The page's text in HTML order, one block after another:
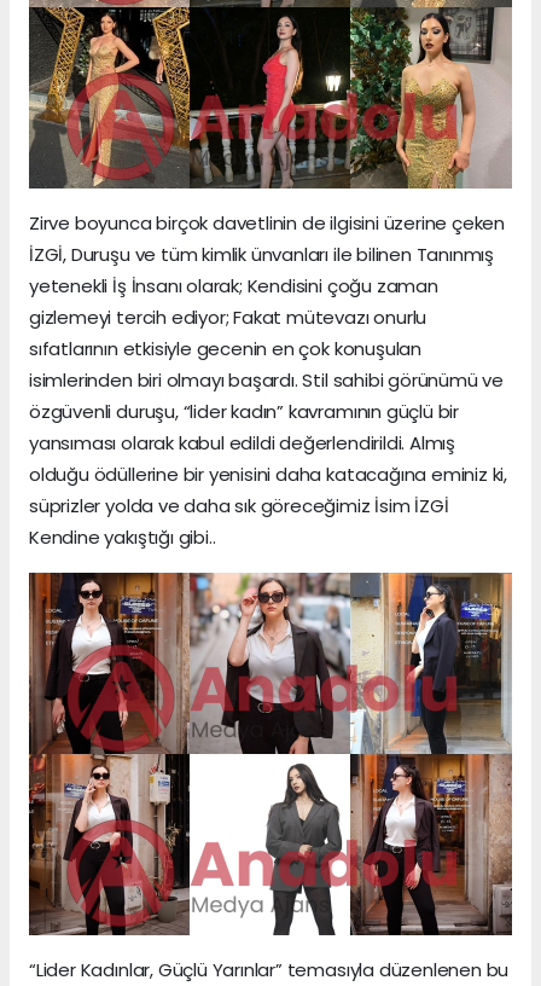
Zirve boyunca birçok davetlinin de ilgisini üzerine çeken
İZGİ, Duruşu ve tüm kimlik ünvanları ile bilinen Tanınmış
yetenekli İş İnsanı olarak; Kendisini çoğu zaman
gizlemeyi tercih ediyor; Fakat mütevazı onurlu
sıfatlarının etkisiyle gecenin en çok konuşulan
isimlerinden biri olmayı başardı. Stil sahibi görünümü ve
özgüvenli duruşu, “lider kadın” kavramının güçlü bir
yansıması olarak kabul edildi değerlendirildi. Almış
olduğu ödüllerine bir yenisini daha katacağına eminiz ki,
süprizler yolda ve daha sık göreceğimiz İsim İZGİ
Kendine yakıştığı gibi..
“Lider Kadınlar, Güçlü Yarınlar” temasıyla düzenlenen bu